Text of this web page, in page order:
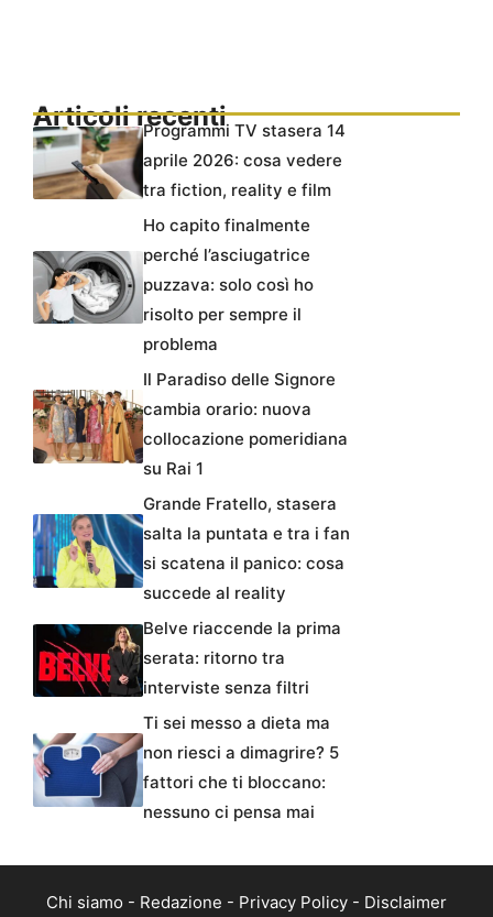
Articoli recentiProgrammi TV stasera 14
aprile 2026: cosa vedere
tra fiction, reality e film
Ho capito finalmente
perché l’asciugatrice
puzzava: solo così ho
risolto per sempre il
problema
Il Paradiso delle Signore
cambia orario: nuova
collocazione pomeridiana
su Rai 1
Grande Fratello, stasera
salta la puntata e tra i fan
si scatena il panico: cosa
succede al reality
Belve riaccende la prima
serata: ritorno tra
interviste senza filtri
Ti sei messo a dieta ma
non riesci a dimagrire? 5
fattori che ti bloccano:
nessuno ci pensa mai
Chi siamo - Redazione - Privacy Policy - Disclaimer